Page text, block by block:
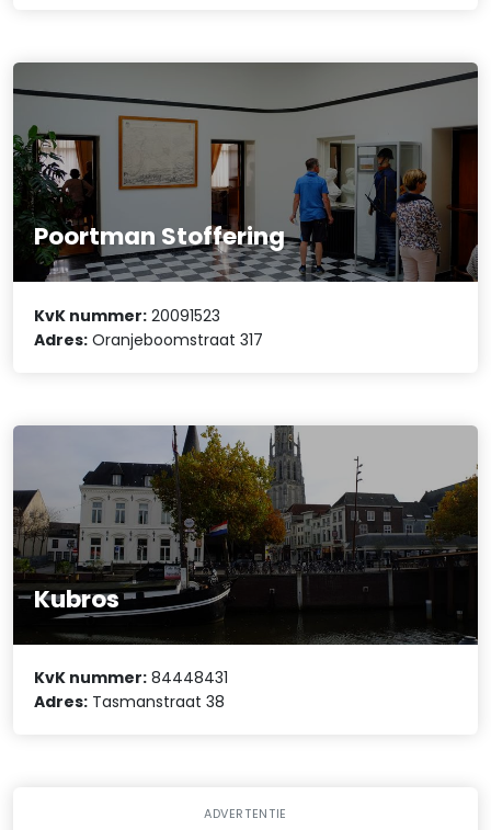
Poortman Stoffering
KvK nummer: 20091523
Adres: Oranjeboomstraat 317
Kubros
KvK nummer: 84448431
Adres: Tasmanstraat 38
ADVERTENTIE